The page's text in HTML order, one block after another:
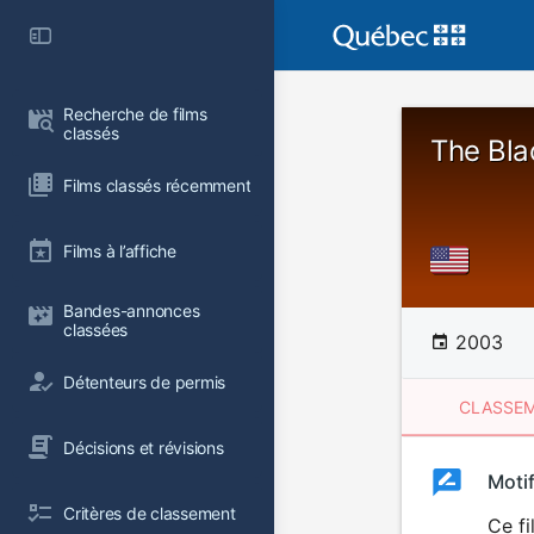
Recherche de films
classés
Films classés récemment
Films à l’affiche
Bandes-annonces
classées
Détenteurs de permis
Décisions et révisions
Critères de classement
The
2003
Ce